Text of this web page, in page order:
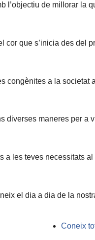
l’objectiu de millorar la
que s’inicia des del
congènites a la
diverses maneres per a
a les teves necessitats
el dia a dia de la
Coneix